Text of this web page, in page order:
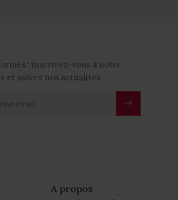
! inscrivez-vous à notre
et suivez nos actualités
A propos